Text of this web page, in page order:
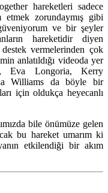
hareketleri sadece
etmek zorundaymış gibi
ve bir şeyler
hareketidir diyen
vermelerinden çok
anlatıldığı videoda yer
Eva Longoria, Kerry
Williams da böyle bir
için oldukça heyecanlı
bile önümüze gelen
bu hareket umarım ki
etkilendiği bir akım